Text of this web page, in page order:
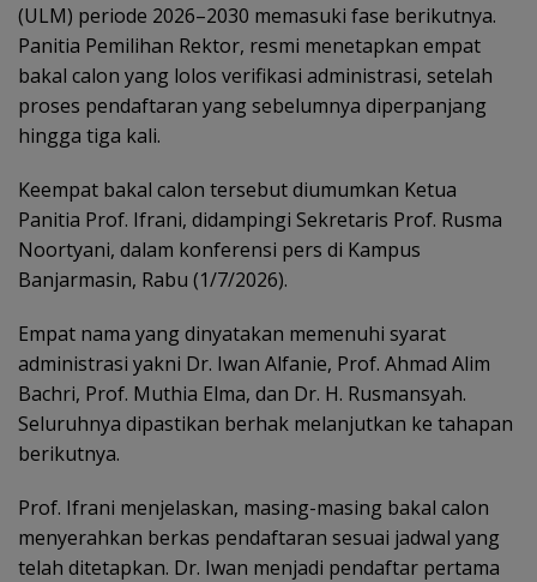
(ULM) periode 2026–2030 memasuki fase berikutnya.
Panitia Pemilihan Rektor, resmi menetapkan empat
bakal calon yang lolos verifikasi administrasi, setelah
proses pendaftaran yang sebelumnya diperpanjang
hingga tiga kali.
Keempat bakal calon tersebut diumumkan Ketua
Panitia Prof. Ifrani, didampingi Sekretaris Prof. Rusma
Noortyani, dalam konferensi pers di Kampus
Banjarmasin, Rabu (1/7/2026).
Empat nama yang dinyatakan memenuhi syarat
administrasi yakni Dr. Iwan Alfanie, Prof. Ahmad Alim
Bachri, Prof. Muthia Elma, dan Dr. H. Rusmansyah.
Seluruhnya dipastikan berhak melanjutkan ke tahapan
berikutnya.
Prof. Ifrani menjelaskan, masing-masing bakal calon
menyerahkan berkas pendaftaran sesuai jadwal yang
telah ditetapkan. Dr. Iwan menjadi pendaftar pertama